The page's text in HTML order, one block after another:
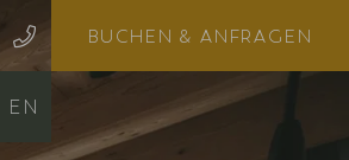
EN
BUCHEN & ANFRAGEN